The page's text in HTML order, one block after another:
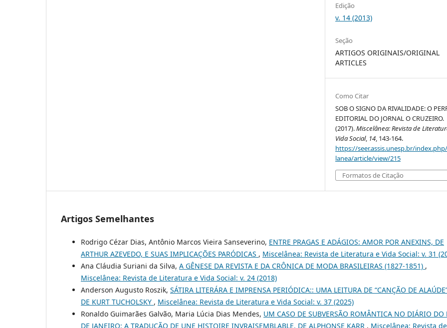
Edição
v. 14 (2013)
Seção
ARTIGOS ORIGINAIS/ORIGINAL
ARTICLES
Como Citar
SOB O SIGNO DA RIVALIDADE: O
EDITORIAL DO JORNAL O CRUZEIRO.
(2017).Miscelânea: Revista de
Vida Social, 14, 143-164.
https://seer.assis.unesp.br/
lanea/article/view/215
Formatos de Citação
Artigos Semelhantes
Rodrigo Cézar Dias, Antônio Marcos Vieira Sanseverino, ENTRE PRAGAS E ADÁGIOS: AMOR POR ANEXINS, DE
ARTHUR AZEVEDO, E SUAS IMPLICAÇÕES PARÓDICAS , Miscelânea: Revista de Literatura e Vida Social: v. 31
Ana Cláudia Suriani da Silva, A GÊNESE DA REVISTA E DA CRÔNICA DE MODA BRASILEIRAS (1827-1851) ,
Miscelânea: Revista de Literatura e Vida Social: v. 24 (2018)
Anderson Augusto Roszik, SÁTIRA LITERÁRA E IMPRENSA PERIÓDICA:: UMA LEITURA DE “CANÇÃO DE
DE KURT TUCHOLSKY , Miscelânea: Revista de Literatura e Vida Social: v. 37 (2025)
Ronaldo Guimarães Galvão, Maria Lúcia Dias Mendes, UM CASO DE SUBVERSÃO ROMÂNTICA NO DIÁRIO DO
DE JANEIRO: A TRADUÇÃO DE UNE HISTOIRE INVRAISEMBLABLE, DE ALPHONSE KARR , Miscelânea: Revista de